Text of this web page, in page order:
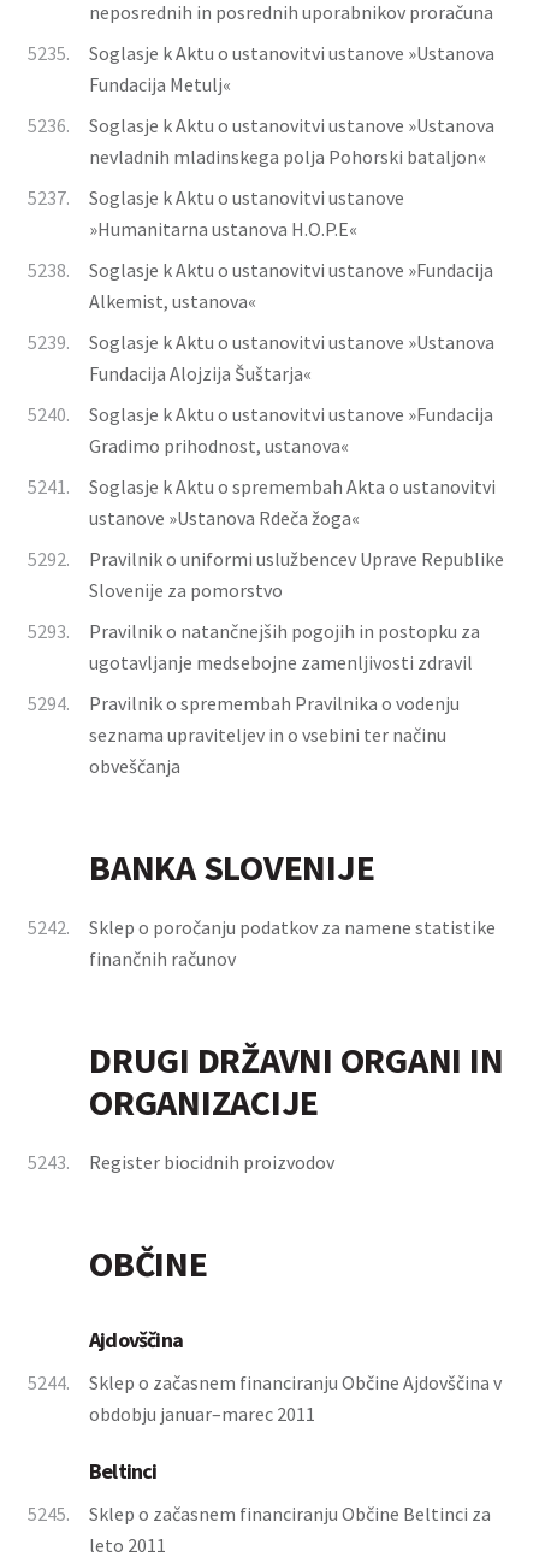
neposrednih in posrednih uporabnikov proračuna
5235.
Soglasje k Aktu o ustanovitvi ustanove »Ustanova
Fundacija Metulj«
5236.
Soglasje k Aktu o ustanovitvi ustanove »Ustanova
nevladnih mladinskega polja Pohorski bataljon«
5237.
Soglasje k Aktu o ustanovitvi ustanove
»Humanitarna ustanova H.O.P.E«
5238.
Soglasje k Aktu o ustanovitvi ustanove »Fundacija
Alkemist, ustanova«
5239.
Soglasje k Aktu o ustanovitvi ustanove »Ustanova
Fundacija Alojzija Šuštarja«
5240.
Soglasje k Aktu o ustanovitvi ustanove »Fundacija
Gradimo prihodnost, ustanova«
5241.
Soglasje k Aktu o spremembah Akta o ustanovitvi
ustanove »Ustanova Rdeča žoga«
5292.
Pravilnik o uniformi uslužbencev Uprave Republike
Slovenije za pomorstvo
5293.
Pravilnik o natančnejših pogojih in postopku za
ugotavljanje medsebojne zamenljivosti zdravil
5294.
Pravilnik o spremembah Pravilnika o vodenju
seznama upraviteljev in o vsebini ter načinu
obveščanja
BANKA SLOVENIJE
5242.
Sklep o poročanju podatkov za namene statistike
finančnih računov
DRUGI DRŽAVNI ORGANI IN
ORGANIZACIJE
5243. Register biocidnih proizvodov
OBČINE
Ajdovščina
5244.
Sklep o začasnem financiranju Občine Ajdovščina v
obdobju januar–marec 2011
Beltinci
5245.
Sklep o začasnem financiranju Občine Beltinci za
leto 2011